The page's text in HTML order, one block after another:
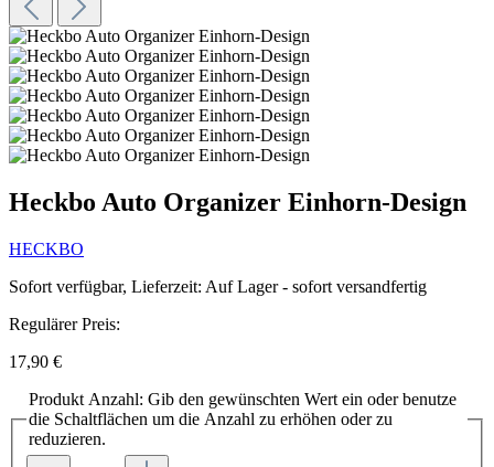
Heckbo Auto Organizer Einhorn-Design
HECKBO
Sofort verfügbar, Lieferzeit: Auf Lager - sofort versandfertig
Regulärer Preis:
17,90 €
Produkt Anzahl: Gib den gewünschten Wert ein oder benutze
die Schaltflächen um die Anzahl zu erhöhen oder zu
reduzieren.